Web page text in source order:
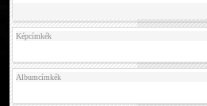
Képcímkék
Albumcímkék